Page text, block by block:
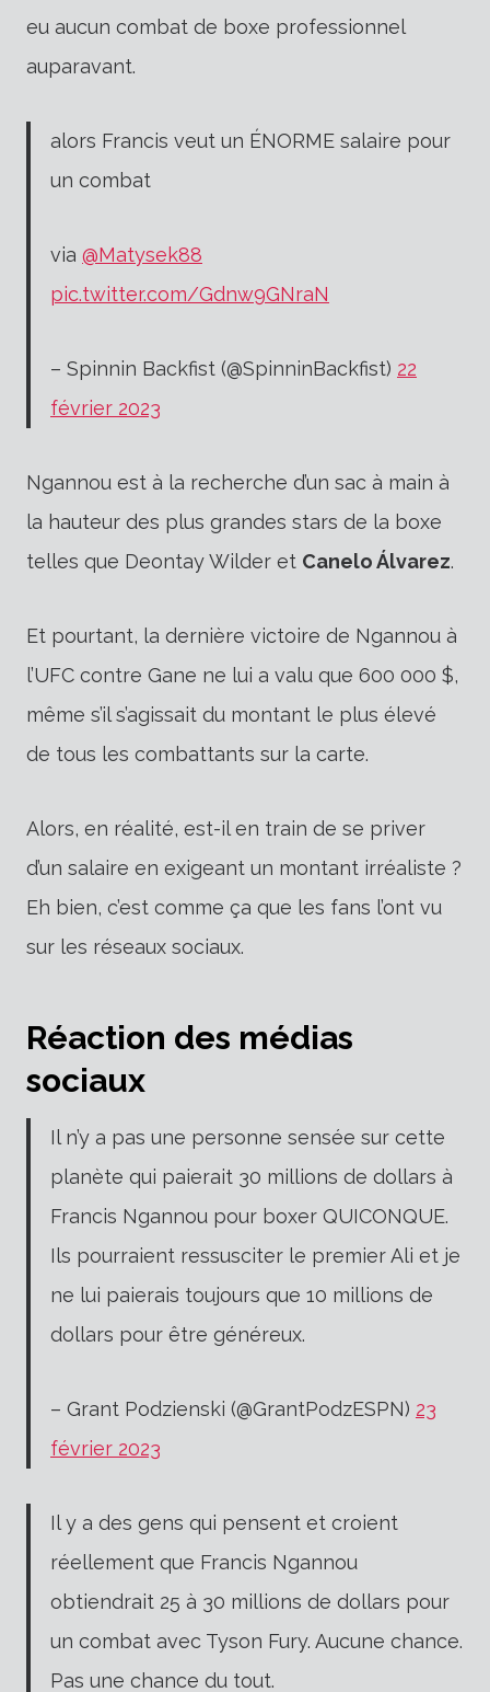
eu aucun combat de boxe professionnel
auparavant.
alors Francis veut un ÉNORME salaire pour
un combat
via @Matysek88
pic.twitter.com/Gdnw9GNraN
– Spinnin Backfist (@SpinninBackfist) 22
février 2023
Ngannou est à la recherche d’un sac à main à
la hauteur des plus grandes stars de la boxe
telles que Deontay Wilder et Canelo Álvarez.
Et pourtant, la dernière victoire de Ngannou à
l’UFC contre Gane ne lui a valu que 600 000 $,
même s’il s’agissait du montant le plus élevé
de tous les combattants sur la carte.
Alors, en réalité, est-il en train de se priver
d’un salaire en exigeant un montant irréaliste ?
Eh bien, c’est comme ça que les fans l’ont vu
sur les réseaux sociaux.
Réaction des médias
sociaux
Il n’y a pas une personne sensée sur cette
planète qui paierait 30 millions de dollars à
Francis Ngannou pour boxer QUICONQUE.
Ils pourraient ressusciter le premier Ali et je
ne lui paierais toujours que 10 millions de
dollars pour être généreux.
– Grant Podzienski (@GrantPodzESPN) 23
février 2023
Il y a des gens qui pensent et croient
réellement que Francis Ngannou
obtiendrait 25 à 30 millions de dollars pour
un combat avec Tyson Fury. Aucune chance.
Pas une chance du tout.